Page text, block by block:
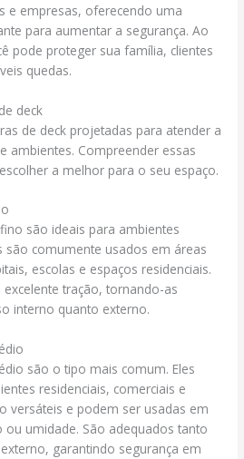
e empresas, oferecendo uma
para aumentar a segurança. Ao
pode proteger sua família, clientes
quedas.
deck
de deck projetadas para atender a
ambientes. Compreender essas
a melhor para o seu espaço.
são ideais para ambientes
são comumente usados em áreas
escolas e espaços residenciais.
tração, tornando-as
interno quanto externo.
são o tipo mais comum. Eles
residenciais, comerciais e
versáteis e podem ser usadas em
ou umidade. São adequados tanto
garantindo segurança em